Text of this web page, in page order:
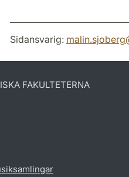
Sidansvarig: malin.sjoberg
FAKULTETERNA